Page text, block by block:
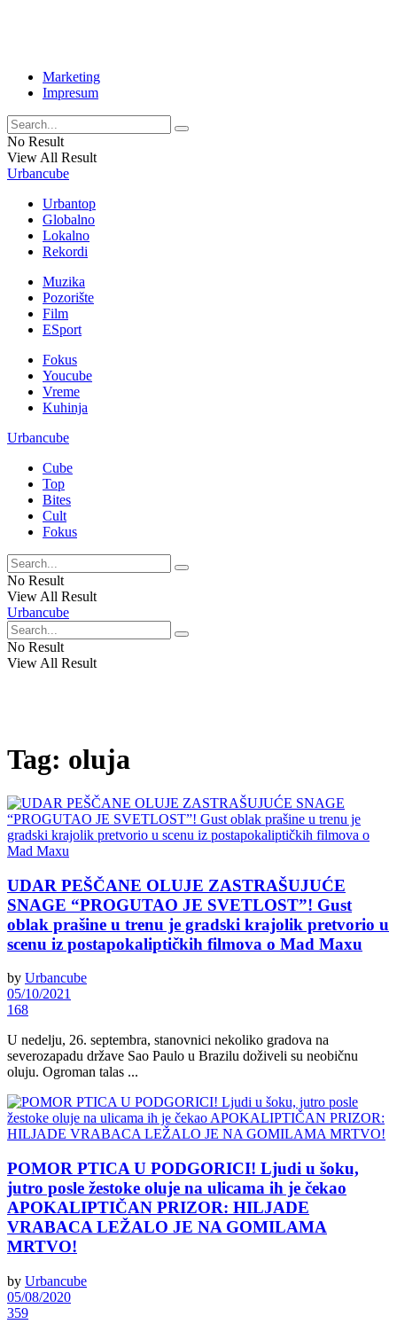
Marketing
Impresum
No Result
View All Result
Urbancube
Urbantop
Globalno
Lokalno
Rekordi
Muzika
Pozorište
Film
ESport
Fokus
Youcube
Vreme
Kuhinja
Urbancube
Cube
Top
Bites
Cult
Fokus
No Result
View All Result
Urbancube
No Result
View All Result
Tag: oluja
UDAR PEŠČANE OLUJE ZASTRAŠUJUĆE
SNAGE “PROGUTAO JE SVETLOST”! Gust
oblak prašine u trenu je gradski krajolik pretvorio u
scenu iz postapokaliptičkih filmova o Mad Maxu
by Urbancube
05/10/2021
168
U nedelju, 26. septembra, stanovnici nekoliko gradova na
severozapadu države Sao Paulo u Brazilu doživeli su neobičnu
oluju. Ogroman talas ...
POMOR PTICA U PODGORICI! Ljudi u šoku,
jutro posle žestoke oluje na ulicama ih je čekao
APOKALIPTIČAN PRIZOR: HILJADE
VRABACA LEŽALO JE NA GOMILAMA
MRTVO!
by Urbancube
05/08/2020
359